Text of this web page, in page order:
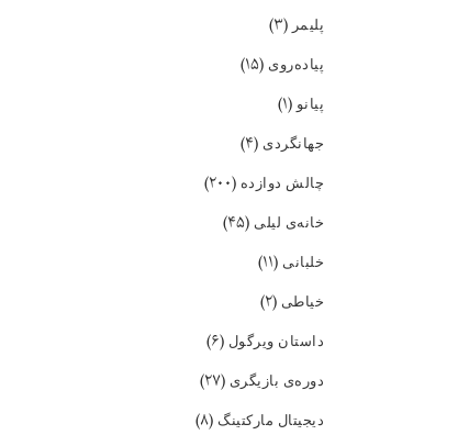
پلیمر(۳)
پیاده‌روی (۱۵)
پیانو(۱)
جهانگردی (۴)
چالش دوازده (۲۰۰)
خانه‌ی لیلی (۴۵)
خلبانی (۱۱)
خیاطی (۲)
داستان ویرگول (۶)
دوره‌ی بازیگری (۲۷)
دیجیتال مارکتینگ (۸)